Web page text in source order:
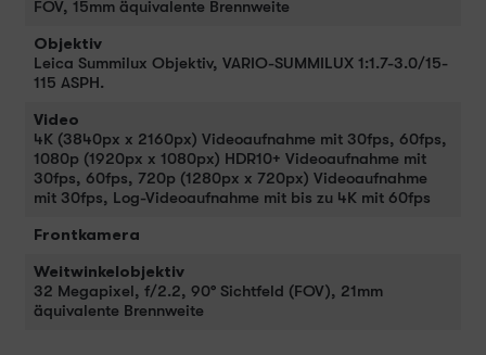
FOV, 15mm äquivalente Brennweite
Objektiv
Leica Summilux Objektiv, VARIO-SUMMILUX 1:1.7-3.0/15-
115 ASPH.
Video
4K (3840px x 2160px) Videoaufnahme mit 30fps, 60fps,
1080p (1920px x 1080px) HDR10+ Videoaufnahme mit
30fps, 60fps, 720p (1280px x 720px) Videoaufnahme
mit 30fps, Log-Videoaufnahme mit bis zu 4K mit 60fps
Frontkamera
Weitwinkelobjektiv
32 Megapixel, f/2.2, 90° Sichtfeld (FOV), 21mm
äquivalente Brennweite